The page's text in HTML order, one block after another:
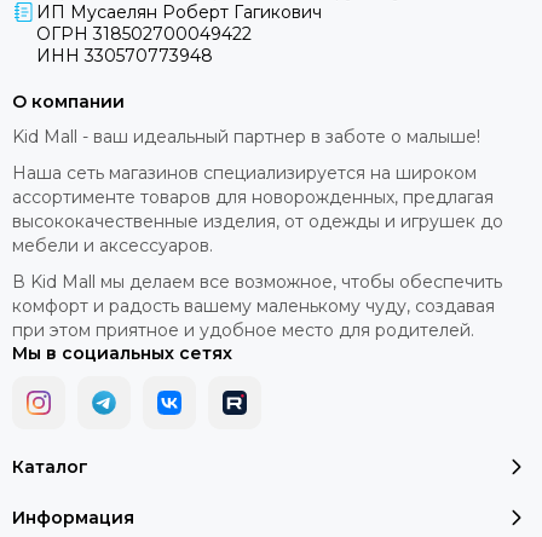
ИП Мусаелян Роберт Гагикович
ОГРН 318502700049422
ИНН 330570773948
Каталог
Информация
О компании
Kid Mall - ваш идеальный партнер в заботе о малыше!
Наша сеть магазинов специализируется на широком
ассортименте товаров для новорожденных, предлагая
высококачественные изделия, от одежды и игрушек до
мебели и аксессуаров.
В Kid Mall мы делаем все возможное, чтобы обеспечить
комфорт и радость вашему маленькому чуду, создавая
при этом приятное и удобное место для родителей.
Мы в социальных сетях